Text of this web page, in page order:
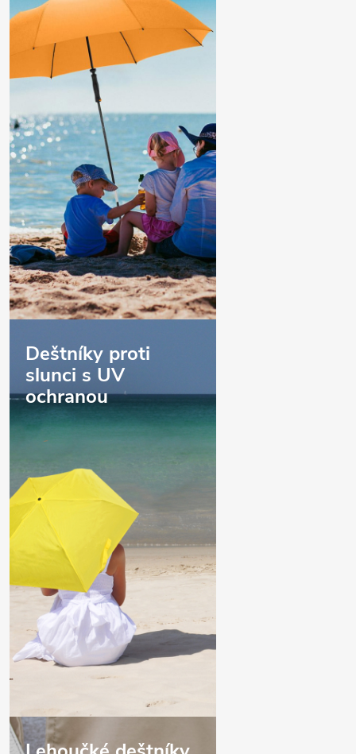
Deštníky proti
slunci s UV
ochranou